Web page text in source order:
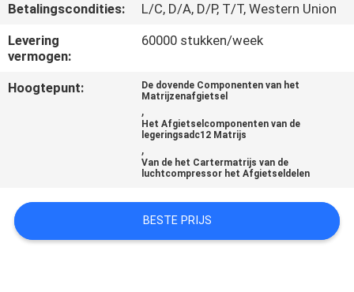
VRAAG
EEN
OFFERTE
PRIVACYBELEID
Betalingscondities:
L/C, D/A, D/P, T/T, Western Union
Levering
vermogen:
60000 stukken/week
Hoogtepunt:
De dovende Componenten van het
Matrijzenafgietsel
,
Het Afgietselcomponenten van de
legeringsadc12 Matrijs
,
Van de het Cartermatrijs van de
luchtcompressor het Afgietseldelen
BESTE PRIJS